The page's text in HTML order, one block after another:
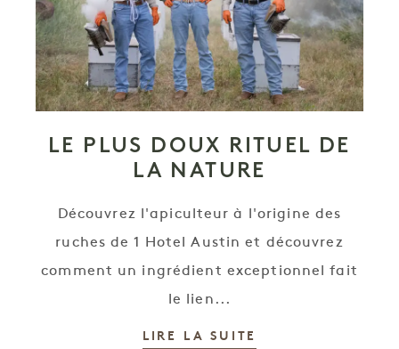
LE PLUS DOUX RITUEL DE
LA NATURE
Découvrez l'apiculteur à l'origine des
ruches de 1 Hotel Austin et découvrez
comment un ingrédient exceptionnel fait
le lien...
LIRE LA SUITE